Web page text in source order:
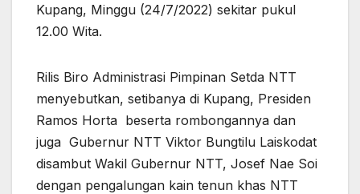
Kupang, Minggu (24/7/2022) sekitar pukul
12.00 Wita.
Rilis Biro Administrasi Pimpinan Setda NTT
menyebutkan, setibanya di Kupang, Presiden
Ramos Horta beserta rombongannya dan
juga Gubernur NTT Viktor Bungtilu Laiskodat
disambut Wakil Gubernur NTT, Josef Nae Soi
dengan pengalungan kain tenun khas NTT